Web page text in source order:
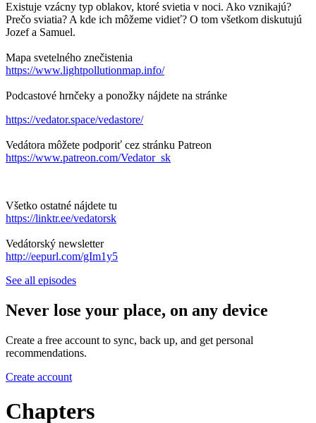
Existuje vzácny typ oblakov, ktoré svietia v noci. Ako vznikajú?
Prečo sviatia? A kde ich môžeme vidieť? O tom všetkom diskutujú
Jozef a Samuel.
Mapa svetelného znečistenia
https://www.lightpollutionmap.info/
Podcastové hrnčeky a ponožky nájdete na stránke
https://vedator.space/vedastore/
Vedátora môžete podporiť cez stránku Patreon
https://www.patreon.com/Vedator_sk
Všetko ostatné nájdete tu
https://linktr.ee/vedatorsk
Vedátorský newsletter
http://eepurl.com/gIm1y5
See all episodes
Never lose your place, on any device
Create a free account to sync, back up, and get personal
recommendations.
Create account
Chapters